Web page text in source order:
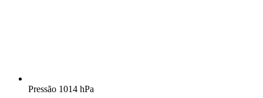
Pressão 1014 hPa